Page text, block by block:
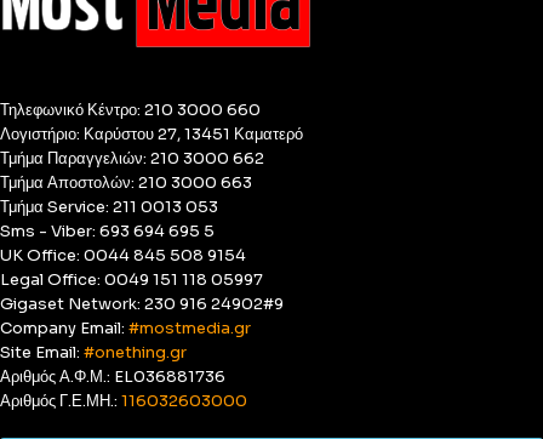
Τηλεφωνικό Κέντρο: 210 3000 660
Λογιστήριο: Καρύστου 27, 13451 Καματερό
Τμήμα Παραγγελιών: 210 3000 662
Τμήμα Αποστολών: 210 3000 663
Τμήμα Service: 211 0013 053
Sms - Viber: 693 694 695 5
UK Office: 0044 845 508 9154
Legal Office: 0049 151 118 05997
Gigaset Network: 230 916 24902#9
Company Email: #mostmedia.gr
Site Email: #onething.gr
Αριθμός Α.Φ.Μ.: EL036881736
Αριθμός Γ.Ε.ΜΗ.: 116032603000